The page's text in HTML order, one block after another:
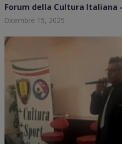
Forum della Cultura Italiana
Dicembre 15, 2025